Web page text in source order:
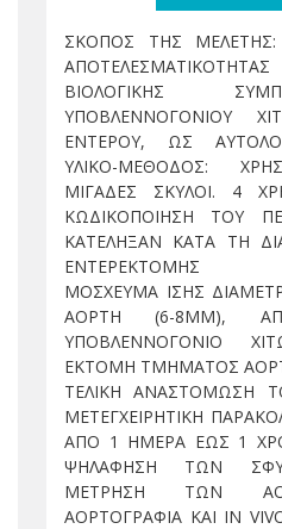
ΣΚΟΠΟΣ ΤΗΣ
ΒΙΟΛΟΓΙΚΗΣ
ΥΠΟΒΛΕΝΝΟΓΟΝΙΟΥ
ΕΝΤΕΡΟΥ, ΩΣ
ΥΛΙΚΟ-ΜΕΘΟΔΟΣ:
ΜΙΓΑΔΕΣ ΣΚΥΛΟΙ. 4
ΚΩΔΙΚΟΠΟΙΗΣΗ ΤΟΥ
ΚΑΤΕΛΗΞΑΝ ΚΑΤΑ ΤΗ
ΕΝΤΕΡΕΚΤΟΜΗΣ
ΜΟΣΧΕΥΜΑ ΙΣΗΣ
ΑΟΡΤΗ (6-8MM),
ΥΠΟΒΛΕΝΝΟΓΟΝΙΟ
ΕΚΤΟΜΗ ΤΜΗΜΑΤΟΣ
ΤΕΛΙΚΗ ΑΝΑΣΤΟΜΩΣΗ
ΜΕΤΕΓΧΕΙΡΗΤΙΚΗ
ΑΠΟ 1 ΗΜΕΡΑ ΕΩΣ 1
ΨΗΛΑΦΗΣΗ ΤΩΝ
ΜΕΤΡΗΣΗ ΤΩΝ
ΑΟΡΤΟΓΡΑΦΙΑ ΚΑΙ IN